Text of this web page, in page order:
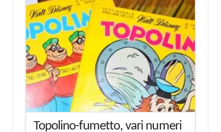
Topolino-fumetto, vari numeri